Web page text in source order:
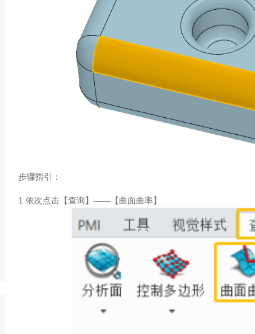
步骤指引：
1. 依次点击【查询】 —— 【曲面曲率】